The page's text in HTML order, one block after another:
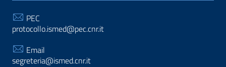
PEC
protocollo.ismed@pec.cnr.it
Email
segreteria@ismed.cnr.it